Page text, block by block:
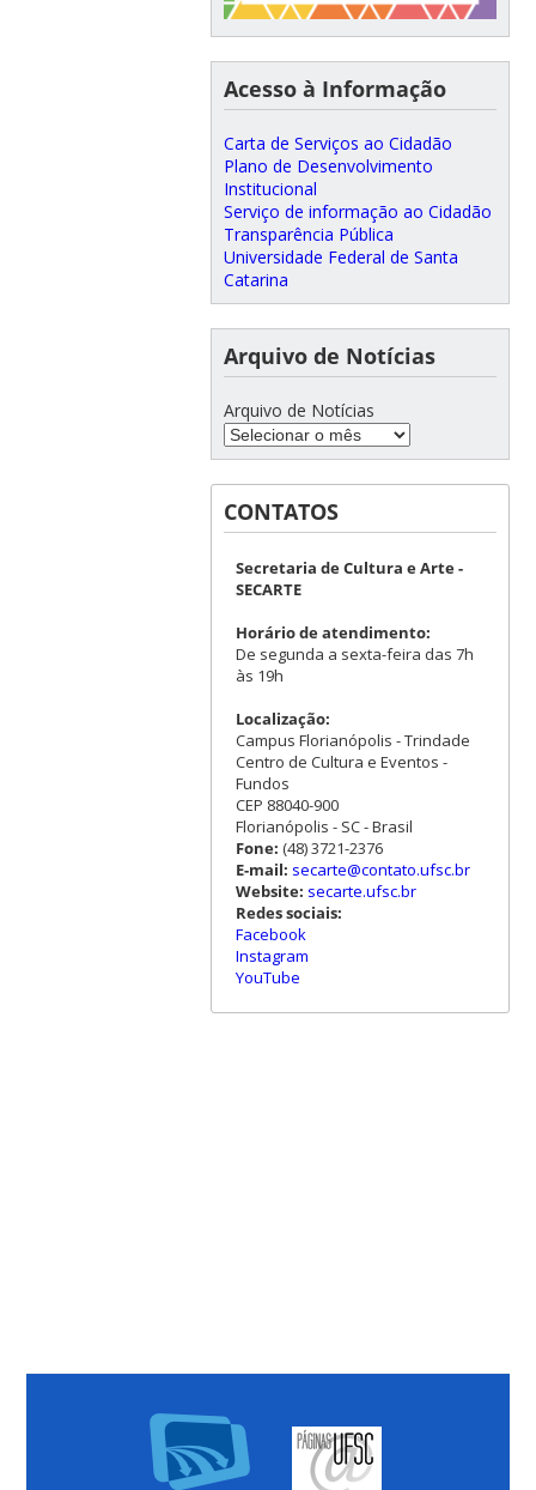
Acesso à Informação
Carta de Serviços ao Cidadão
Plano de Desenvolvimento
Institucional
Serviço de informação ao Cidadão
Transparência Pública
Universidade Federal de Santa
Catarina
Arquivo de Notícias
Arquivo de Notícias
CONTATOS
Secretaria de Cultura e Arte -
SECARTE
Horário de atendimento:
De segunda a sexta-feira das 7h
às 19h
Localização:
Campus Florianópolis - Trindade
Centro de Cultura e Eventos -
Fundos
CEP 88040-900
Florianópolis - SC - Brasil
Fone: (48) 3721-2376
E-mail: secarte@contato.ufsc.br
Website: secarte.ufsc.br
Redes sociais:
Facebook
Instagram
YouTube